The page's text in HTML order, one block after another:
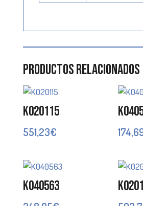
Productos relacionados
K020115
551,23€
K040563